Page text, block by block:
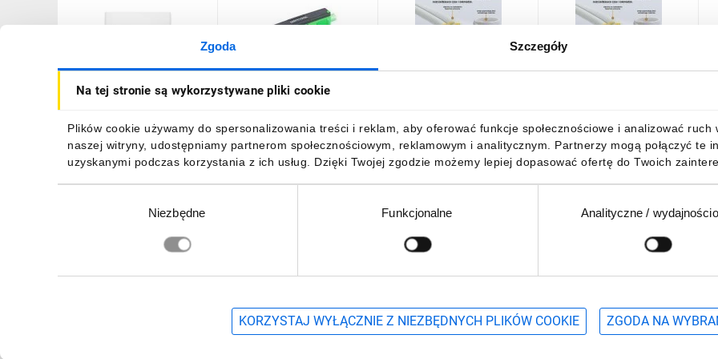
Zgoda Szczegóły
Na tej stronie są wykorzystywane pliki cookie
Plików cookie używamy do spersonalizowania treści i reklam, aby oferować funkcje społecznościowe i analizować
naszej witryny, udostępniamy partnerom społecznościowym, reklamowym i analitycznym. Partnerzy mogą połączyć
uzyskanymi podczas korzystania z ich usług. Dzięki Twojej zgodzie możemy lepiej dopasować ofertę do Twoich
Niezbędne Funkcjonalne Analityczne /
KORZYSTAJ WYŁĄCZNIE Z NIEZBĘDNYCH PLIKÓW COOKIE ZGODA NA
Klimatyzator ścienny
Midea Blanc warmer
Gwarancji funkcja Grzania
i Chłodzenia AGBPW-
18NXD0-IH
1316,10 złbrutto
Pompka skroplin WIPCOOL
P22I do klimatyzacji 127-
330,89 złbrutto
chłodnictwa i klimatyzacji
DUOSPLIT DZC-
061681/E25 /25m/
1952,51 złbrutto
do chłodnictwa i
klimatyzacji DUOSPLIT
DZC-061288/E25 /25m/
1500,82 zł brutto
DO KOSZYKA
Zapisz się, aby otrzymać informacje o nowościach, promocjach i wyprzedażach